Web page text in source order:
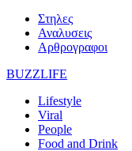
Στηλες
Αναλυσεις
Αρθρογραφοι
BUZZLIFE
Lifestyle
Viral
People
Food and Drink